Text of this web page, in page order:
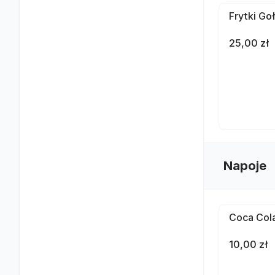
Frytki
25,00 zł
Napoje
Coca
10,00 zł